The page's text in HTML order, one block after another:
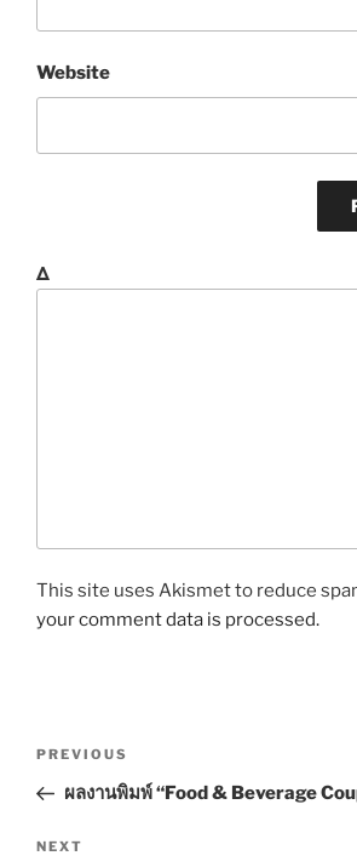
Website
Δ
This site uses Akismet to reduce
your comment data is processed.
s
t
P
r
v
PREVIOUS
ผลงานพิมพ์ “Food & Beverage
N
NEXT